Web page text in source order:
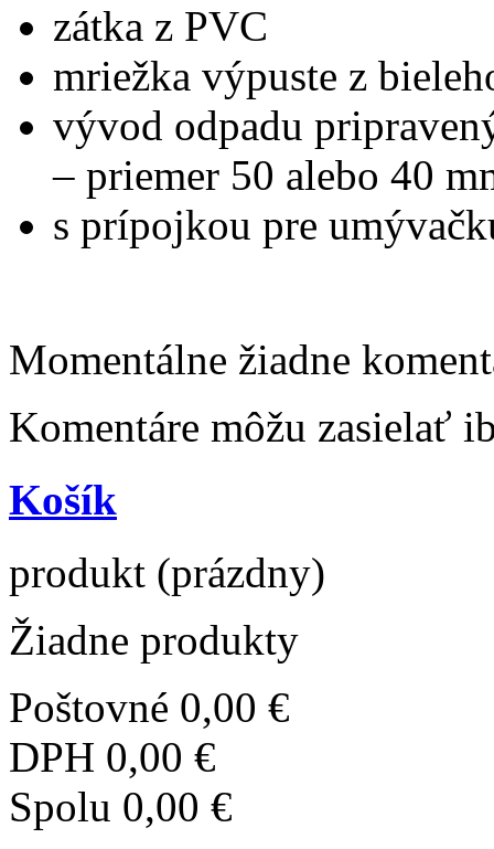
zátka z PVC
mriežka výpuste z
vývod odpadu
– priemer 50 alebo 40
s prípojkou pre
Momentálne žiadne
Komentáre môžu zasielať
Košík
produkt (prázdny)
Žiadne produkty
Poštovné 0,00 €
DPH 0,00 €
Spolu 0,00 €